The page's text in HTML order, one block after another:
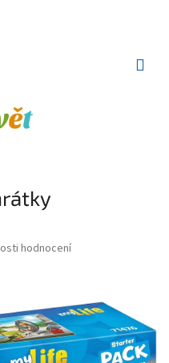
hodnocení